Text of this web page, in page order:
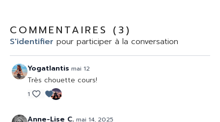
COMMENTAIRES ( 3 )
S'identifier pour participer à la conversation
Yogatlantis mai 12
Très chouette cours!
1
Anne-Lise C. mai 14, 2025